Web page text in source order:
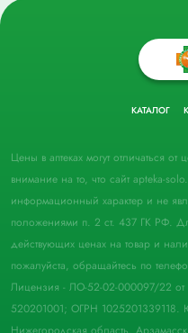
КАТАЛОГ
Цены в аптеках могут отличаться
внимание на то, что сайт apteka-
информационный характер и не
положениями п. 2 ст. 437 ГК РФ.
действующих ценах на товар и
пожалуйста, обращайтесь по
Лицензия - ЛО-52-02-000097/22
520201001; ОГРН